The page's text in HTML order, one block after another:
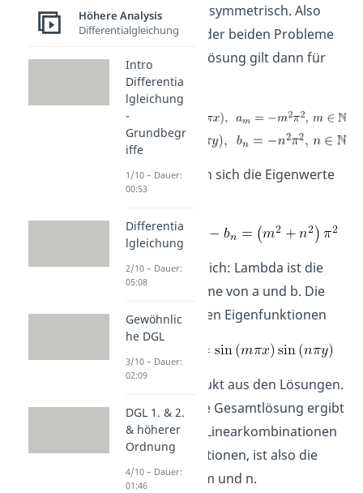
Sie sind sogar symmetrisch. Also
reicht es eins der beiden Probleme
zu lösen. Die Lösung gilt dann für
beide.
Damit ergeben sich die Eigenwerte
Lambda zu
Du erinnerst dich: Lambda ist die
negative Summe von a und b. Die
entsprechenden Eigenfunktionen
sind das Produkt aus den Lösungen.
Die allgemeine Gesamtlösung ergibt
sich aus allen Linearkombinationen
der Eigenfunktionen, ist also die
Summe über m und n.
Höhere Analysis
Differentialgleichung
Intro
Differentia
lgleichung
-
Grundbegr
iffe
1/10 – Dauer:
00:53
Differentia
lgleichung
2/10 – Dauer:
05:08
Gewöhnlic
he DGL
3/10 – Dauer:
02:09
DGL 1. & 2.
& höherer
Ordnung
4/10 – Dauer:
01:46